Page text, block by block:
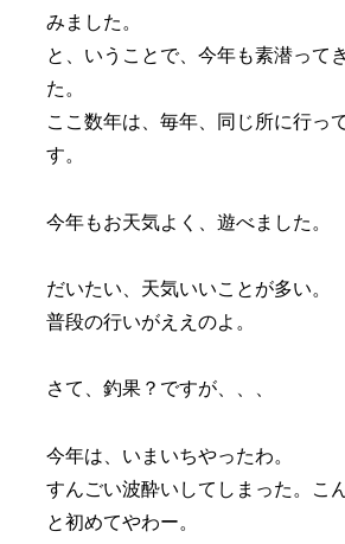
みました。
と、いうことで、今年も素潜って
た。
ここ数年は、毎年、同じ所に行っ
す。
今年もお天気よく、遊べました。
だいたい、天気いいことが多い。
普段の行いがええのよ。
さて、釣果？ですが、、、
今年は、いまいちやったわ。
すんごい波酔いしてしまった。こ
と初めてやわー。